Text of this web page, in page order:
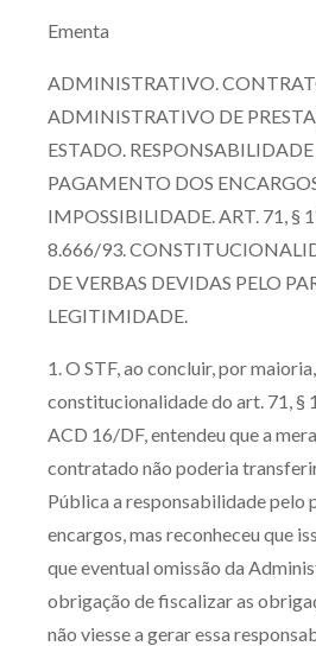
Ementa
ADMINISTRATIVO.
ADMINISTRATIVO DE
ESTADO. RESPONSABILIDADE
PAGAMENTO DOS
IMPOSSIBILIDADE. ART. 71, §
8.666/93.
DE VERBAS DEVIDAS PELO
LEGITIMIDADE.
1. O STF, ao concluir, por
constitucionalidade do art. 71, §
ACD 16/DF, entendeu que a
contratado não poderia
Pública a responsabilidade pelo
encargos, mas reconheceu que
que eventual omissão da
obrigação de fiscalizar as
não viesse a gerar essa